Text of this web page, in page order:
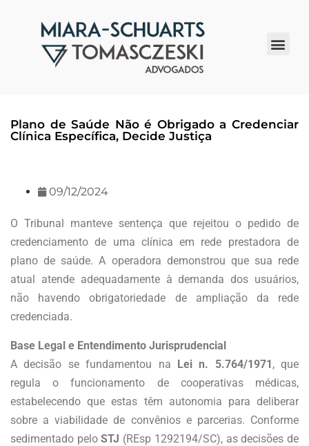
Plano de Saúde Não é Obrigado a Credenciar
Clínica Específica, Decide Justiça
09/12/2024
O Tribunal manteve sentença que rejeitou o pedido de
credenciamento de uma clínica em rede prestadora de
plano de saúde. A operadora demonstrou que sua rede
atual atende adequadamente à demanda dos usuários,
não havendo obrigatoriedade de ampliação da rede
credenciada.
Base Legal e Entendimento Jurisprudencial
A decisão se fundamentou na Lei n. 5.764/1971, que
regula o funcionamento de cooperativas médicas,
estabelecendo que estas têm autonomia para deliberar
sobre a viabilidade de convênios e parcerias. Conforme
sedimentado peloSTJ (REsp 1292194/SC), as decisões de